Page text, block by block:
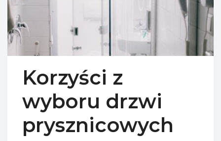
Korzyści z
wyboru drzwi
prysznicowych